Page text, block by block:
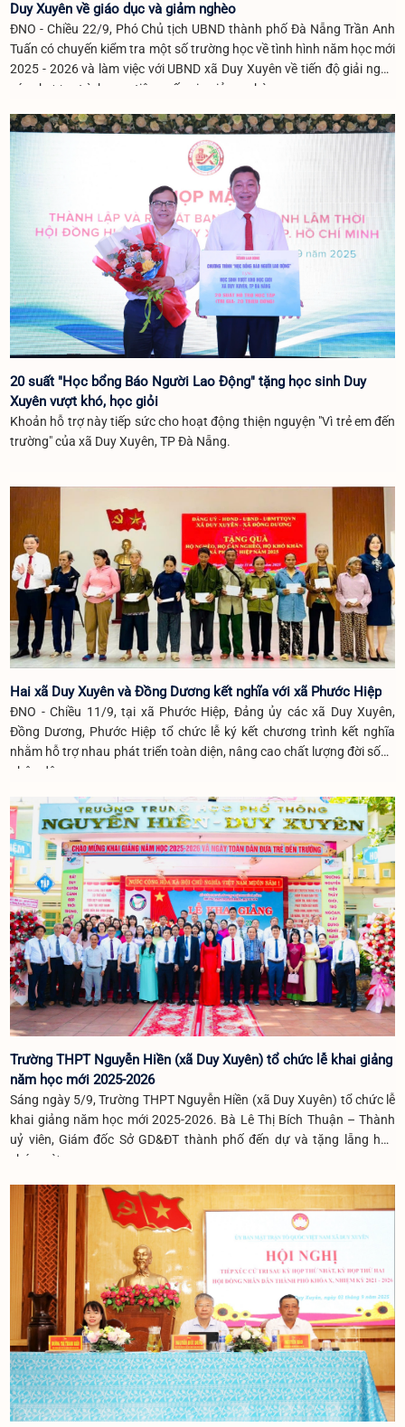
Duy Xuyên về giáo dục và giảm nghèo
ĐNO - Chiều 22/9, Phó Chủ tịch UBND thành phố Đà Nẵng Trần Anh
Tuấn có chuyến kiểm tra một số trường học về tình hình năm học mới
2025 - 2026 và làm việc với UBND xã Duy Xuyên về tiến độ giải ngân
các chương trình mục tiêu quốc gia giảm nghèo.
20 suất "Học bổng Báo Người Lao Động" tặng học sinh Duy
Xuyên vượt khó, học giỏi
Khoản hỗ trợ này tiếp sức cho hoạt động thiện nguyện "Vì trẻ em đến
trường" của xã Duy Xuyên, TP Đà Nẵng.
Hai xã Duy Xuyên và Đồng Dương kết nghĩa với xã Phước Hiệp
ĐNO - Chiều 11/9, tại xã Phước Hiệp, Đảng ủy các xã Duy Xuyên,
Đồng Dương, Phước Hiệp tổ chức lễ ký kết chương trình kết nghĩa
nhằm hỗ trợ nhau phát triển toàn diện, nâng cao chất lượng đời sống
nhân dân.
Trường THPT Nguyễn Hiền (xã Duy Xuyên) tổ chức lễ khai giảng
năm học mới 2025-2026
Sáng ngày 5/9, Trường THPT Nguyễn Hiền (xã Duy Xuyên) tổ chức lễ
khai giảng năm học mới 2025-2026. Bà Lê Thị Bích Thuận – Thành
uỷ viên, Giám đốc Sở GD&ĐT thành phố đến dự và tặng lẵng hoa
chúc mừng.